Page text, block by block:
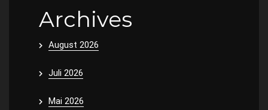
Archives
August 2026
Juli 2026
Mai 2026